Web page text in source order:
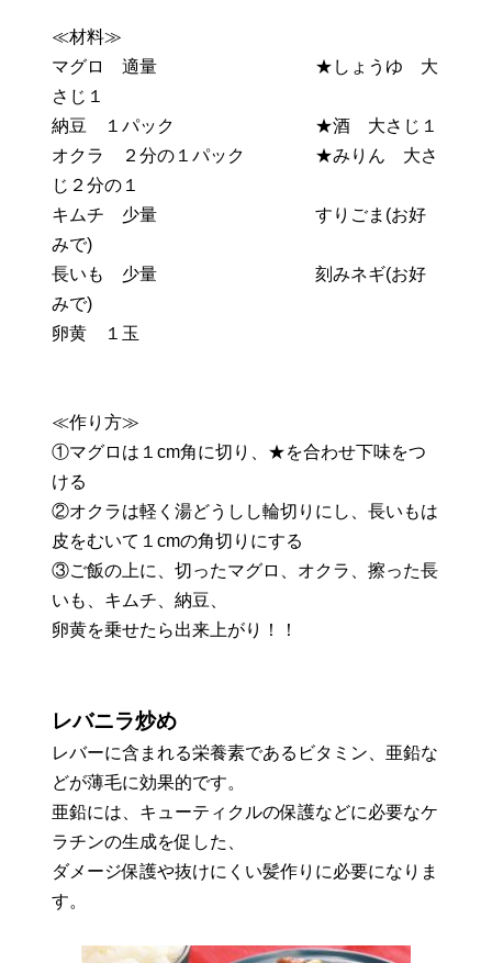
≪材料≫
マグロ 適量 ★しょうゆ 大
さじ１
納豆 １パック ★酒 大さじ１
オクラ ２分の１パック ★みりん 大さ
じ２分の１
キムチ 少量 すりごま(お好
みで)
長いも 少量 刻みネギ(お好
みで)
卵黄 １玉
≪作り方≫
①マグロは１cm角に切り、★を合わせ下味をつ
ける
②オクラは軽く湯どうしし輪切りにし、長いもは
皮をむいて１cmの角切りにする
③ご飯の上に、切ったマグロ、オクラ、擦った長
いも、キムチ、納豆、
卵黄を乗せたら出来上がり！！
レバニラ炒め
レバーに含まれる栄養素であるビタミン、亜鉛な
どが薄毛に効果的です。
亜鉛には、キューティクルの保護などに必要なケ
ラチンの生成を促した、
ダメージ保護や抜けにくい髪作りに必要になりま
す。